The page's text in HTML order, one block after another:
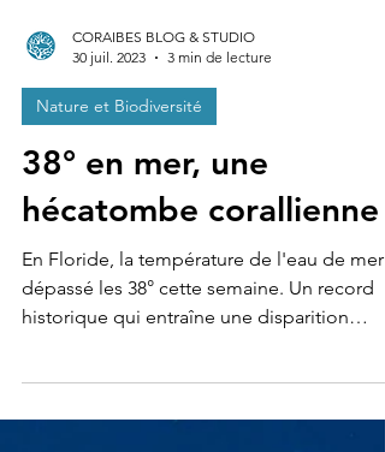
CORAIBES BLOG & STUDIO
Nature et Biodiversité
38° en mer, une
hécatombe corallienne